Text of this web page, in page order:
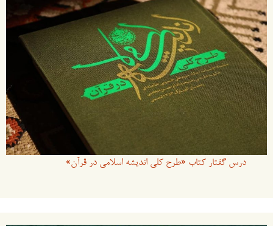
درس گفتار کتاب «طرح کلی اندیشه اسلامی در قرآن»